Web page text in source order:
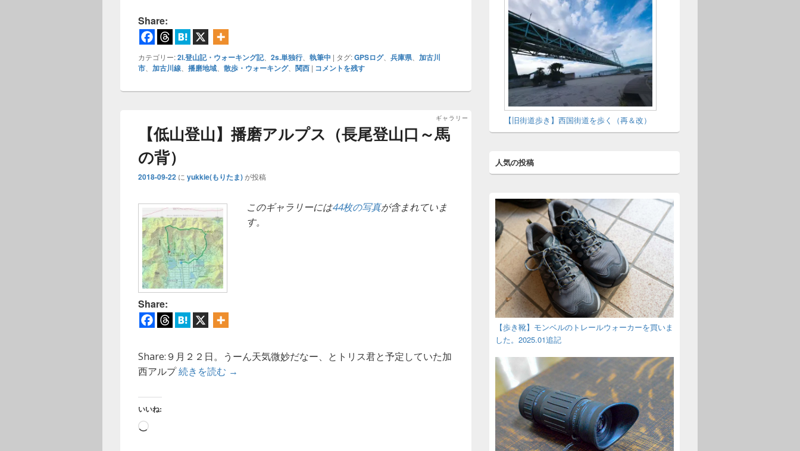
み
中…
Share:
カテゴリー:2l.登山記・ウォーキング記、 2s.単独行、 執筆中 | タグ:GPSログ、 兵庫県
加古川
市
加古川線 播磨地域 散歩・ウォーキング、 関西 | コメントを残す
【低山登山】播磨アルプス（長尾登山口～馬
の背）
ギャラリー
2018-09-22 に yukkie(もりたま)が投稿
このギャラリーには44枚の写真が含まれていま
す。
Share:
Share:９月２２日。うーん天気微妙だなー、とトリス君と予定していた加
西アルプ続きを読む 【低山登山】播磨アルプス（長尾登山口～馬の背）
→
いいね:
読
【旧街道歩き】西国街道を歩く（再＆改）
人気の投稿
【歩き靴】モンベルのトレールウォーカーを買いま
した。2025.01追記